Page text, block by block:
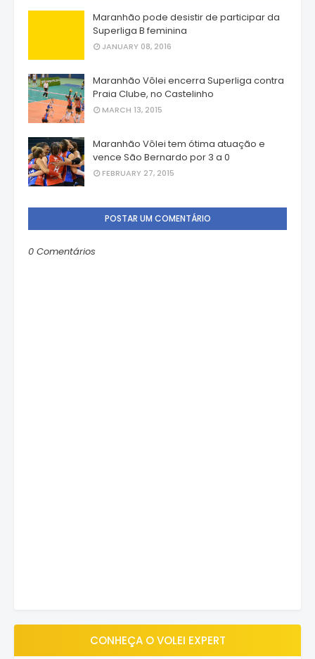
Maranhão pode desistir de participar da
Superliga B feminina
JANUARY 08, 2016
Maranhão Vôlei encerra Superliga contra
Praia Clube, no Castelinho
MARCH 13, 2015
Maranhão Vôlei tem ótima atuação e
vence São Bernardo por 3 a 0
FEBRUARY 27, 2015
POSTAR UM COMENTÁRIO
0 Comentários
CONHEÇA O VOLEI EXPERT